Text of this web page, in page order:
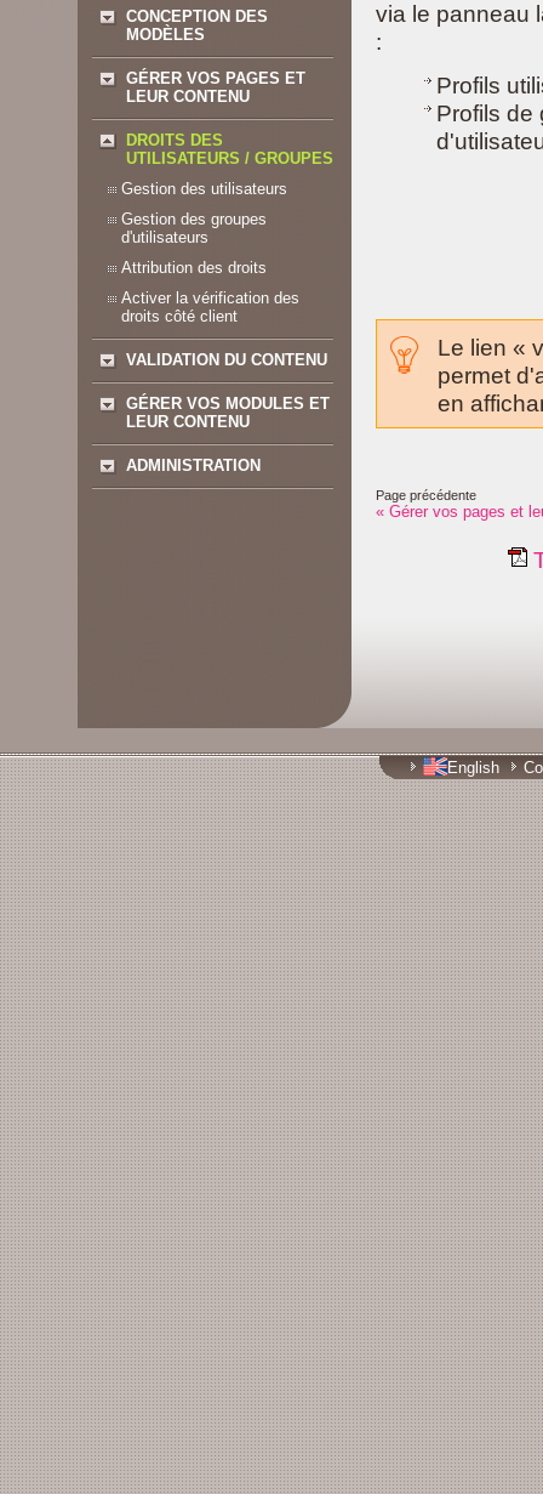
CONCEPTION DES
MODÈLES
GÉRER VOS PAGES ET
LEUR CONTENU
DROITS DES
UTILISATEURS / GROUPES
Gestion des utilisateurs
Gestion des groupes
d'utilisateurs
Attribution des droits
Activer la vérification des
droits côté client
VALIDATION DU CONTENU
GÉRER VOS MODULES ET
LEUR CONTENU
ADMINISTRATION
via le panneau
:
Profils
Profils de
Le lien «
permet
en
Page précédente
« Gérer vos pages et
English